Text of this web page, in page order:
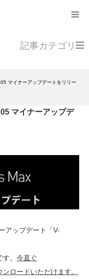
マイナーアップデートをリリー
記事カテゴリ
マイナーアップデ
アップデート「V-
。 今直ぐ
ロードいただけます。